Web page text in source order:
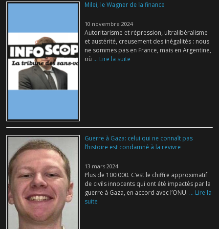
Milei, le Wagner de la finance
10 novembre 2024
Autoritarisme et répression, ultralibéralisme
et austérité, creusement des inégalités : nous
ne sommes pas en France, mais en Argentine,
où ... Lire la suite
Guerre à Gaza: celui qui ne connaît pas
l’histoire est condamné à la revivre
13 mars 2024
Plus de 100 000. C’est le chiffre approximatif
de civils innocents qui ont été impactés par la
guerre à Gaza, en accord avec l’ONU. ... Lire la
suite